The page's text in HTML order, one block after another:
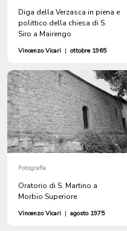
Diga della Verzasca in piena e
polittico della chiesa di S.
Siro a Mairengo
Vincenzo Vicari | ottobre 1965
Fotografia
Oratorio di S. Martino a
Morbio Superiore
Vincenzo Vicari | agosto 1975